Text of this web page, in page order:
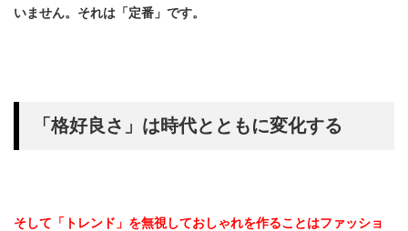
いません。それは「定番」です。
「格好良さ」は時代とともに変化する
そして「トレンド」を無視しておしゃれを作ることはファッショ